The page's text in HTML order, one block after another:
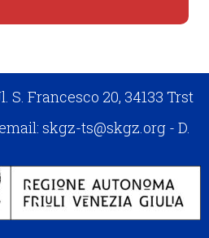
S. Francesco 20, 34133 Trst
skgz-ts@skgz.org - D.